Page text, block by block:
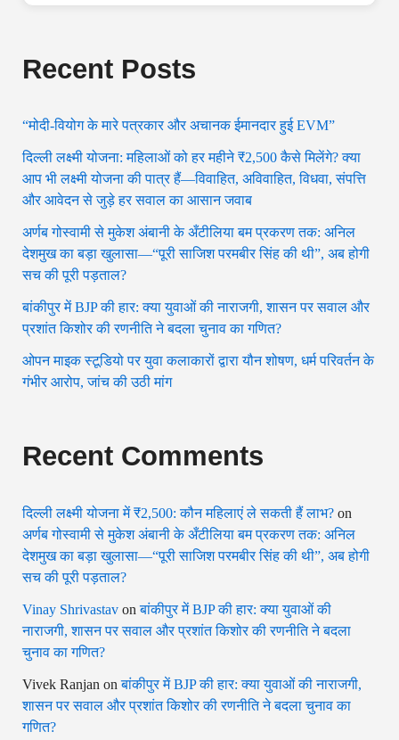
Recent Posts
“मोदी-वियोग के मारे पत्रकार और अचानक ईमानदार हुई EVM”
दिल्ली लक्ष्मी योजना: महिलाओं को हर महीने ₹2,500 कैसे मिलेंगे? क्या
आप भी लक्ष्मी योजना की पात्र हैं—विवाहित, अविवाहित, विधवा, संपत्ति
और आवेदन से जुड़े हर सवाल का आसान जवाब
अर्णब गोस्वामी से मुकेश अंबानी के अँटीलिया बम प्रकरण तक: अनिल
देशमुख का बड़ा खुलासा—“पूरी साजिश परमबीर सिंह की थी”, अब होगी
सच की पूरी पड़ताल?
बांकीपुर में BJP की हार: क्या युवाओं की नाराजगी, शासन पर सवाल और
प्रशांत किशोर की रणनीति ने बदला चुनाव का गणित?
ओपन माइक स्टूडियो पर युवा कलाकारों द्वारा यौन शोषण, धर्म परिवर्तन के
गंभीर आरोप, जांच की उठी मांग
Recent Comments
दिल्ली लक्ष्मी योजना में ₹2,500: कौन महिलाएं ले सकती हैं लाभ? on
अर्णब गोस्वामी से मुकेश अंबानी के अँटीलिया बम प्रकरण तक: अनिल
देशमुख का बड़ा खुलासा—“पूरी साजिश परमबीर सिंह की थी”, अब होगी
सच की पूरी पड़ताल?
Vinay Shrivastav onबांकीपुर में BJP की हार: क्या युवाओं की
नाराजगी, शासन पर सवाल और प्रशांत किशोर की रणनीति ने बदला
चुनाव का गणित?
Vivek Ranjan onबांकीपुर में BJP की हार: क्या युवाओं की नाराजगी,
शासन पर सवाल और प्रशांत किशोर की रणनीति ने बदला चुनाव का
गणित?